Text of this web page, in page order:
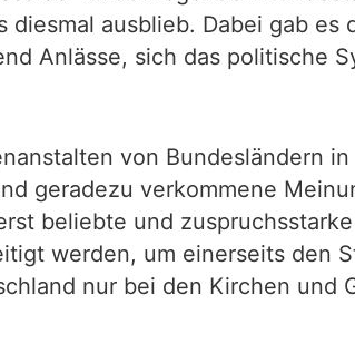
ausblieb. Dabei gab
Anlässe, sich das politische
von Bundesländern
geradezu verkommene
beliebte und
werden, um einerseits den
nur bei den Kirchen und